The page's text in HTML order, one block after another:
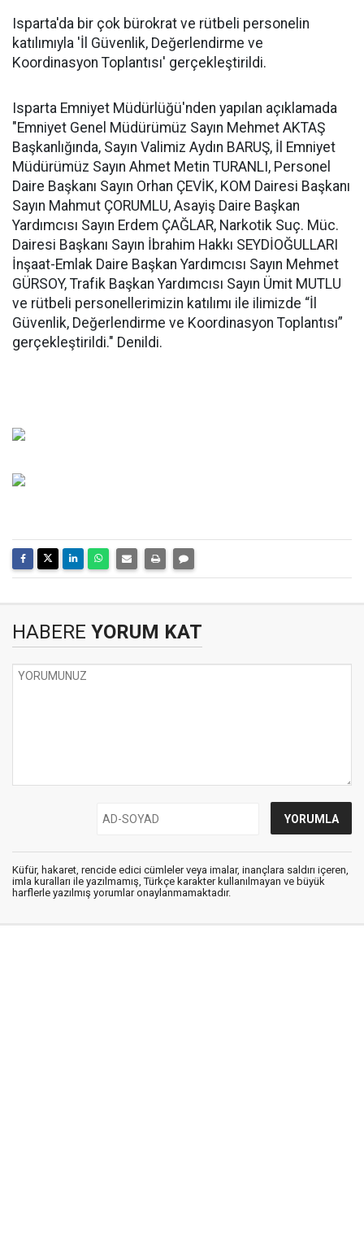
Isparta'da bir çok bürokrat ve rütbeli personelin
katılımıyla 'İl Güvenlik, Değerlendirme ve
Koordinasyon Toplantısı' gerçekleştirildi.
Isparta Emniyet Müdürlüğü'nden yapılan açıklamada
"Emniyet Genel Müdürümüz Sayın Mehmet AKTAŞ
Başkanlığında, Sayın Valimiz Aydın BARUŞ, İl Emniyet
Müdürümüz Sayın Ahmet Metin TURANLI, Personel
Daire Başkanı Sayın Orhan ÇEVİK, KOM Dairesi Başkanı
Sayın Mahmut ÇORUMLU, Asayiş Daire Başkan
Yardımcısı Sayın Erdem ÇAĞLAR, Narkotik Suç. Müc.
Dairesi Başkanı Sayın İbrahim Hakkı SEYDİOĞULLARI
İnşaat-Emlak Daire Başkan Yardımcısı Sayın Mehmet
GÜRSOY, Trafik Başkan Yardımcısı Sayın Ümit MUTLU
ve rütbeli personellerimizin katılımı ile ilimizde “İl
Güvenlik, Değerlendirme ve Koordinasyon Toplantısı”
gerçekleştirildi." Denildi.
HABERE YORUM KAT
Küfür, hakaret, rencide edici cümleler veya imalar, inançlara saldırı içeren,
imla kuralları ile yazılmamış, Türkçe karakter kullanılmayan ve büyük
harflerle yazılmış yorumlar onaylanmamaktadır.